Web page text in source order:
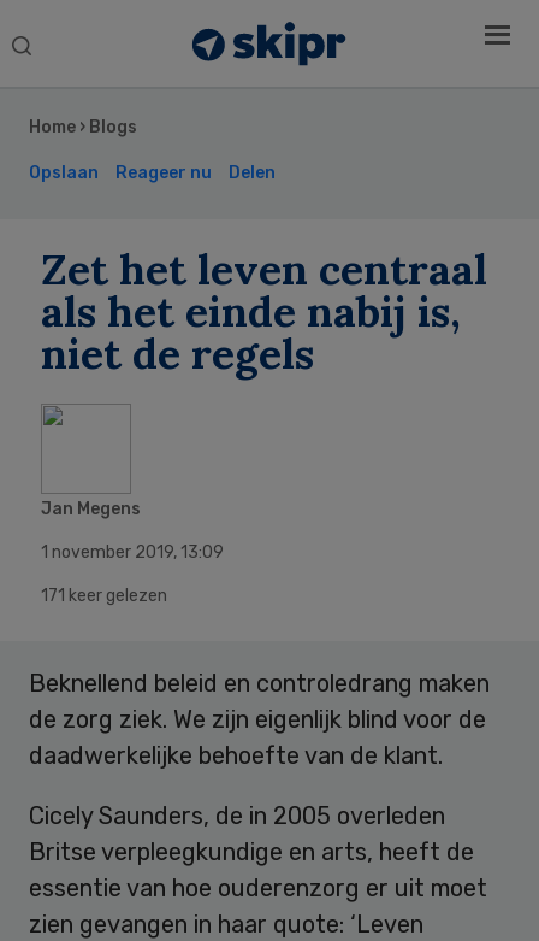
Search
Home › Blogs
Opslaan Reageer nu Delen
Zet het leven centraal
als het einde nabij is,
niet de regels
Jan Megens
1 november 2019, 13:09
171 keer gelezen
Beknellend beleid en controledrang maken
de zorg ziek. We zijn eigenlijk blind voor de
daadwerkelijke behoefte van de klant.
Cicely Saunders, de in 2005 overleden
Britse verpleegkundige en arts, heeft de
essentie van hoe ouderenzorg er uit moet
zien gevangen in haar quote: ‘Leven
Sidebar